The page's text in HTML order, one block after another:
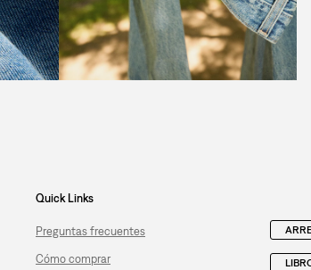
Quick Links
Preguntas frecuentes
Cómo comprar